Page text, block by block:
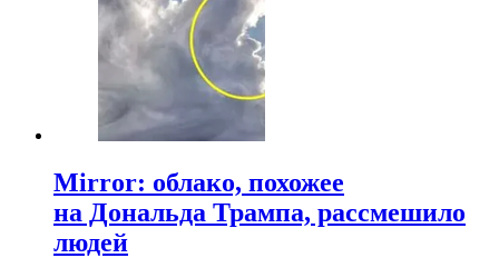
Mirror: облако, похожее
на Дональда Трампа, рассмешило
людей